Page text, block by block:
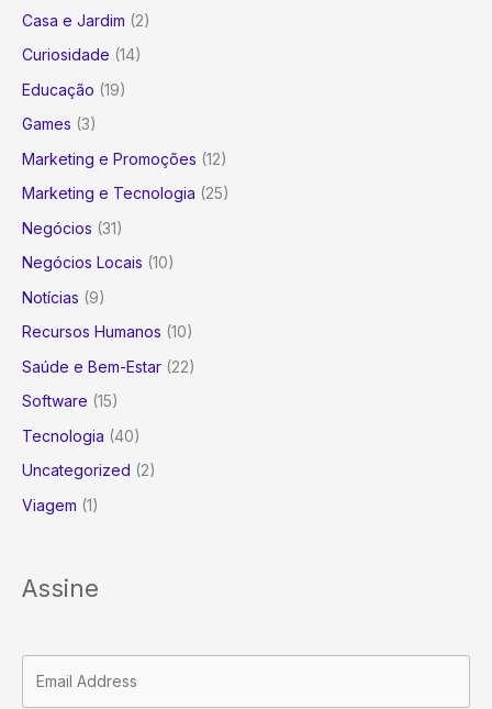
Casa e Jardim (2)
Curiosidade (14)
Educação (19)
Games (3)
Marketing e Promoções (12)
Marketing e Tecnologia (25)
Negócios (31)
Negócios Locais (10)
Notícias (9)
Recursos Humanos (10)
Saúde e Bem-Estar (22)
Software (15)
Tecnologia (40)
Uncategorized (2)
Viagem (1)
Assine